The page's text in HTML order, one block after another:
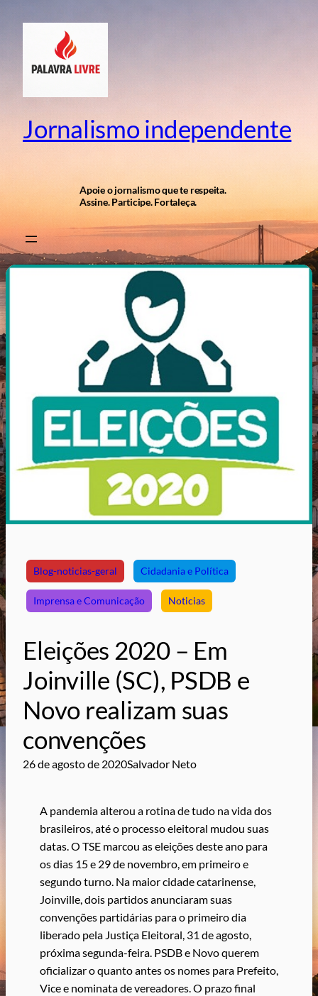
conteúdo
Jornalismo independente
Apoie o jornalismo que te respeita.
Assine. Participe. Fortaleça.
Blog-noticias-geral Cidadania e Política
Imprensa e Comunicação Noticias
Eleições 2020 – Em
Joinville (SC), PSDB e
Novo realizam suas
convenções
26 de agosto de 2020Salvador Neto
A pandemia alterou a rotina de tudo na vida dos
brasileiros, até o processo eleitoral mudou suas
datas. O TSE marcou as eleições deste ano para
os dias 15 e 29 de novembro, em primeiro e
segundo turno. Na maior cidade catarinense,
Joinville, dois partidos anunciaram suas
convenções partidárias para o primeiro dia
liberado pela Justiça Eleitoral, 31 de agosto,
próxima segunda-feira. PSDB e Novo querem
oficializar o quanto antes os nomes para Prefeito,
Vice e nominata de vereadores. O prazo final